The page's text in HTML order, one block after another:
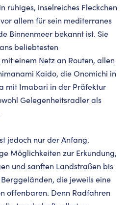
ruhiges, inselreiches Fleckchen
allem für sein mediterranes
Binnenmeer bekannt ist. Sie
beliebtesten
einem Netz an Routen, allen
Kaido, die Onomichi in
mit Imabari in der Präfektur
Gelegenheitsradler als
jedoch nur der Anfang.
Möglichkeiten zur Erkundung,
und sanften Landstraßen bis
die jeweils eine
offenbaren. Denn Radfahren